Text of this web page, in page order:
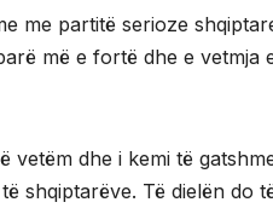
me partitë serioze
më e fortë dhe e vetmja
vetëm dhe i kemi të
shqiptarëve. Të dielën do